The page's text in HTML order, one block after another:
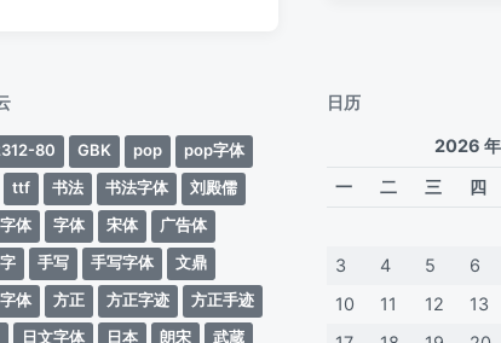
80 GBK pop
pop字体
ttf
书法 书法字体
刘殿儒
体
字体 宋体
广告体
手写 手写字体
文鼎
体
方正 方正字迹
方正手迹
日文字体 日本 朗宋 武蔵
日历
2026 年
一
二 三 四
3
4 5 6
10
11 12 13